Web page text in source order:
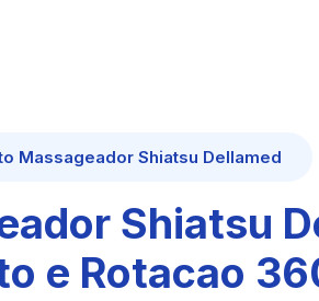
Massageador Shiatsu Dellamed
Shiatsu
e Rotacao